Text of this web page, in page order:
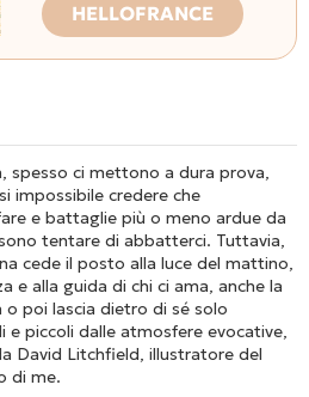
HELLOFRANCE
spesso ci mettono a dura prova,
impossibile credere che
e battaglie più o meno ardue da
tentare di abbatterci. Tuttavia,
cede il posto alla luce del mattino,
e alla guida di chi ci ama, anche la
poi lascia dietro di sé solo
e piccoli dalle atmosfere evocative,
David Litchfield, illustratore del
di me.